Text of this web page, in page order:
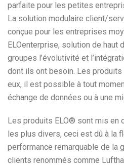
parfaite pour les petites
La solution modulaire client/
conçue pour les entreprises
ELOenterprise, solution de haut
groupes l’évolutivité et
dont ils ont besoin. Les
eux, il est possible à tout
échange de données ou à une
Les produits ELO® sont mis en
les plus divers, ceci est dû à la
performance remarquable de la
clients renommés comme